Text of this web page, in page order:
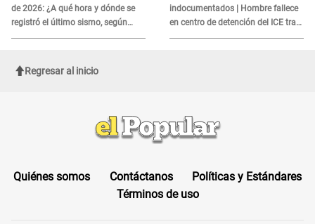
de 2026: ¿A qué hora y dónde se
registró el último sismo, según
IGP?
indocumentados | Hombre fallece
en centro de detención del ICE tras
sufrir una "emergencia médica"
Regresar al inicio
Quiénes somos Contáctanos
Políticas y Estándares
Términos de uso